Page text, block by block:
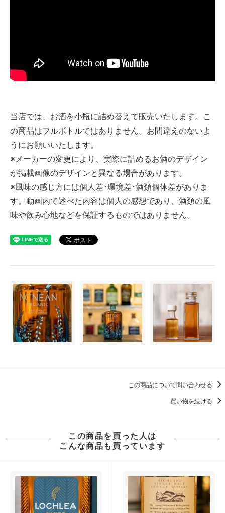
当店では、お酒を小瓶に詰め替えて販売いたします。こ
の商品はフルボトルではありません。お間違えのないよ
うにお願いいたします。
※メーカーの変更により、実際に詰めるお酒のデザイン
が掲載画像のデザインと異なる場合があります。
※風味の感じ方には個人差･環境差･酒類個体差がありま
す。動画内で述べた内容は個人の感想であり、酒類の風
味や飲み心地などを保証するものではありません。
この商品について問い合わせる
買い物を続ける
この商品を買った人は
こんな商品も買っています